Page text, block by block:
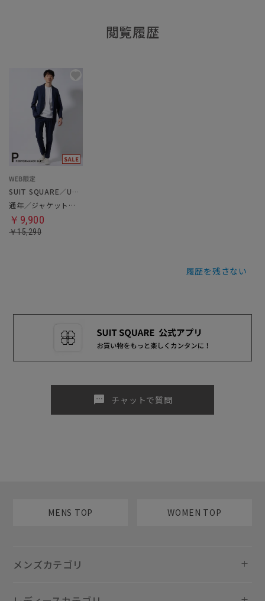
閲覧履歴
SUIT SQUARE／UNIVERSAL LANGUAGE
通年／ジャケット＆パンツ＆Tシャツセットアップ
￥9,900
￥15,290
履歴を残さない
sms チャットで質問
MENS TOP WOMEN TOP
メンズカテゴリ